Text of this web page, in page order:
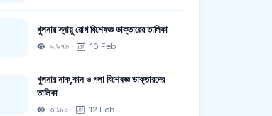
খুলনার স্নায়ু রোগ বিশেষজ্ঞ ডাক্তারের তালিকা
৯,৯৭৬ 10 Feb
খুলনার নাক,কান ও গলা বিশেষজ্ঞ ডাক্তারদের
তালিকা
৩,১৯০ 12 Feb